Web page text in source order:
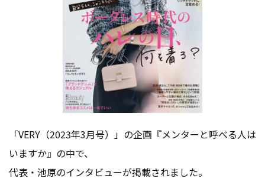
お問い合わせ
お役立ち資料
「VERY（2023年3月号）」の企画『メンターと呼べる人は
いますか』の中で、
代表・池原のインタビューが掲載されました。